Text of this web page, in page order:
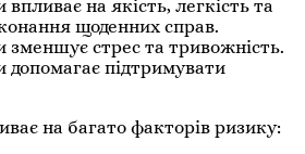
на якість, легкість та
щоденних справ.
зменшує стрес та тривожність.
допомагає підтримувати
на багато факторів ризику: